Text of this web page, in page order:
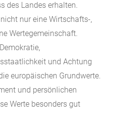
des Landes erhalten.
nur eine Wirtschafts-,
Wertegemeinschaft.
und Achtung
europäischen Grundwerte.
und persönlichen
Werte besonders gut